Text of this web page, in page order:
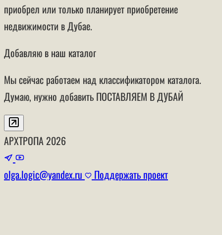
приобрел или только планирует приобретение
недвижимости в Дубае.
Добавляю в наш каталог
Мы сейчас работаем над классификатором каталога.
Думаю, нужно добавить ПОСТАВЛЯЕМ В ДУБАЙ
АРХТРОПА 2026
olga.logic@yandex.ru Поддержать проект